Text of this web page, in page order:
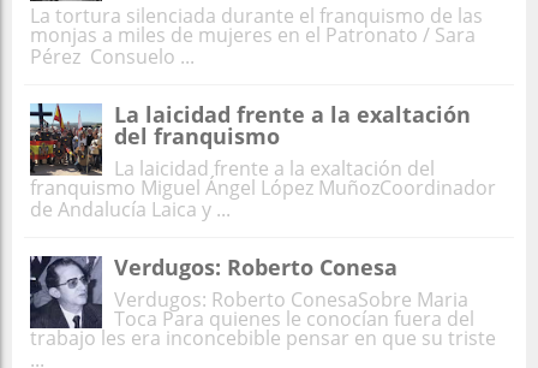
La tortura silenciada durante el franquismo de las
monjas a miles de mujeres en el Patronato / Sara
Pérez Consuelo ...
La laicidad frente a la exaltación
del franquismo
La laicidad frente a la exaltación del
franquismo Miguel Ángel López MuñozCoordinador
de Andalucía Laica y ...
Verdugos: Roberto Conesa
Verdugos: Roberto ConesaSobre Maria
Toca Para quienes le conocían fuera del
trabajo les era inconcebible pensar en que su triste
...